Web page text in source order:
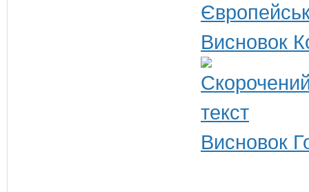
Висновок
Висновок